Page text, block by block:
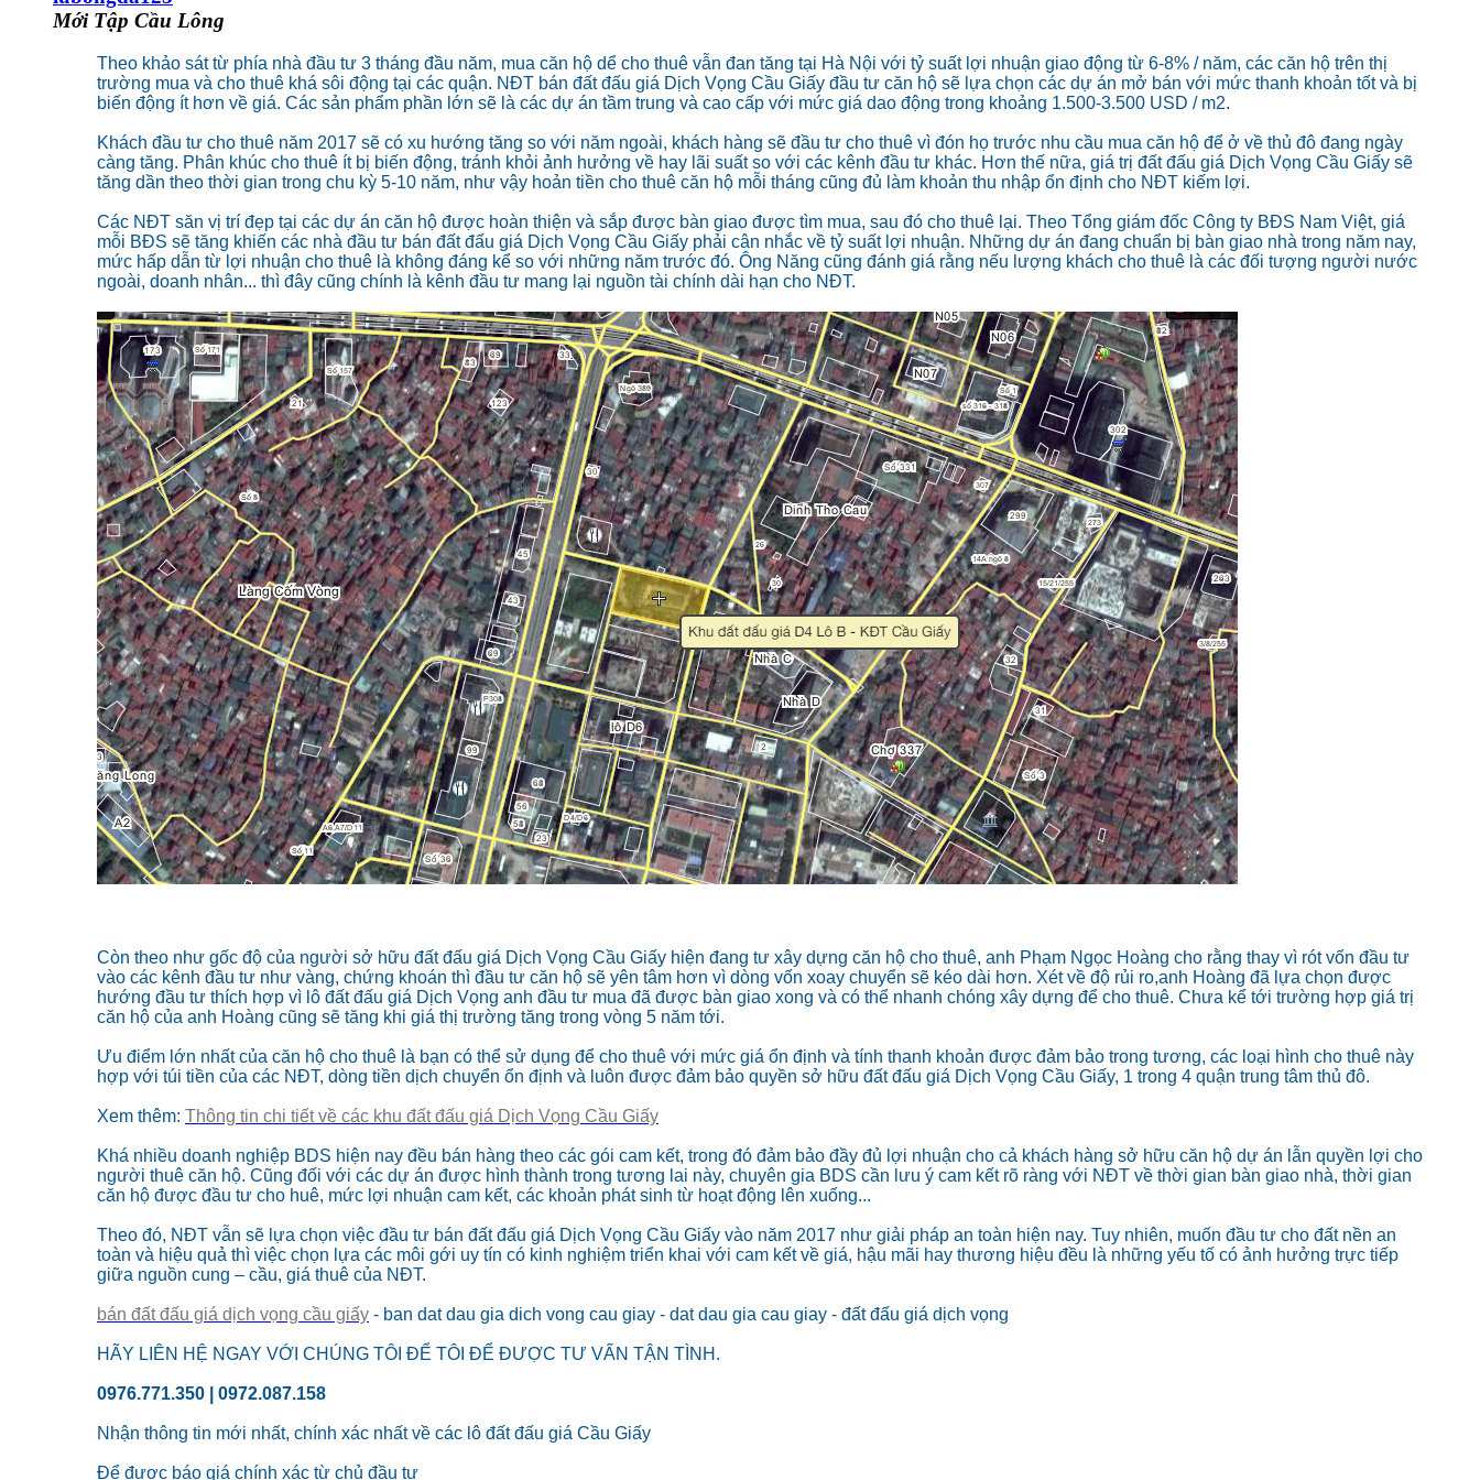
Mới Tập Cầu Lông
Theo khảo sát từ phía nhà đầu tư 3 tháng đầu năm, mua căn hộ dể cho thuê vẫn đan tăng tại Hà Nội với tỷ suất lợi nhuận giao động từ 6-8% / năm, các căn hộ trên thị
trường mua và cho thuê khá sôi động tại các quận. NĐT bán đất đấu giá Dịch Vọng Cầu Giấy đầu tư căn hộ sẽ lựa chọn các dự án mở bán với mức thanh khoản tốt và bị
biến động ít hơn về giá. Các sản phẩm phần lớn sẽ là các dự án tầm trung và cao cấp với mức giá dao động trong khoảng 1.500-3.500 USD / m2.
Khách đầu tư cho thuê năm 2017 sẽ có xu hướng tăng so với năm ngoài, khách hàng sẽ đầu tư cho thuê vì đón họ trước nhu cầu mua căn hộ để ở về thủ đô đang ngày
càng tăng. Phân khúc cho thuê ít bị biến động, tránh khỏi ảnh hưởng về hay lãi suất so với các kênh đầu tư khác. Hơn thế nữa, giá trị đất đấu giá Dịch Vọng Cầu Giấy sẽ
tăng dần theo thời gian trong chu kỳ 5-10 năm, như vậy hoản tiền cho thuê căn hộ mỗi tháng cũng đủ làm khoản thu nhập ổn định cho NĐT kiếm lợi.
Các NĐT săn vị trí đẹp tại các dự án căn hộ được hoàn thiện và sắp được bàn giao được tìm mua, sau đó cho thuê lại. Theo Tổng giám đốc Công ty BĐS Nam Việt, giá
mỗi BĐS sẽ tăng khiến các nhà đầu tư bán đất đấu giá Dịch Vọng Cầu Giấy phải cân nhắc về tỷ suất lợi nhuận. Những dự án đang chuẩn bị bàn giao nhà trong năm nay,
mức hấp dẫn từ lợi nhuận cho thuê là không đáng kể so với những năm trước đó. Ông Năng cũng đánh giá rằng nếu lượng khách cho thuê là các đối tượng người nước
ngoài, doanh nhân... thì đây cũng chính là kênh đầu tư mang lại nguồn tài chính dài hạn cho NĐT.
Còn theo như gốc độ của người sở hữu đất đấu giá Dịch Vọng Cầu Giấy hiện đang tư xây dựng căn hộ cho thuê, anh Phạm Ngọc Hoàng cho rằng thay vì rót vốn đầu tư
vào các kênh đầu tư như vàng, chứng khoán thì đầu tư căn hộ sẽ yên tâm hơn vì dòng vốn xoay chuyển sẽ kéo dài hơn. Xét về độ rủi ro,anh Hoàng đã lựa chọn được
hướng đầu tư thích hợp vì lô đất đấu giá Dịch Vọng anh đầu tư mua đã được bàn giao xong và có thể nhanh chóng xây dựng để cho thuê. Chưa kể tới trường hợp giá trị
căn hộ của anh Hoàng cũng sẽ tăng khi giá thị trường tăng trong vòng 5 năm tới.
Ưu điểm lớn nhất của căn hộ cho thuê là bạn có thể sử dụng để cho thuê với mức giá ổn định và tính thanh khoản được đảm bảo trong tương, các loại hình cho thuê này
hợp với túi tiền của các NĐT, dòng tiền dịch chuyển ổn định và luôn được đảm bảo quyền sở hữu đất đấu giá Dịch Vọng Cầu Giấy, 1 trong 4 quận trung tâm thủ đô.
Xem thêm: Thông tin chi tiết về các khu đất đấu giá Dịch Vọng Cầu Giấy
Khá nhiều doanh nghiệp BDS hiện nay đều bán hàng theo các gói cam kết, trong đó đảm bảo đầy đủ lợi nhuận cho cả khách hàng sở hữu căn hộ dự án lẫn quyền lợi cho
người thuê căn hộ. Cũng đối với các dự án được hình thành trong tương lai này, chuyên gia BDS cần lưu ý cam kết rõ ràng với NĐT về thời gian bàn giao nhà, thời gian
căn hộ được đầu tư cho huê, mức lợi nhuận cam kết, các khoản phát sinh từ hoạt động lên xuống...
Theo đó, NĐT vẫn sẽ lựa chọn việc đầu tư bán đất đấu giá Dịch Vọng Cầu Giấy vào năm 2017 như giải pháp an toàn hiện nay. Tuy nhiên, muốn đầu tư cho đất nền an
toàn và hiệu quả thì việc chọn lựa các môi gới uy tín có kinh nghiệm triển khai với cam kết về giá, hậu mãi hay thương hiệu đều là những yếu tố có ảnh hưởng trực tiếp
giữa nguồn cung – cầu, giá thuê của NĐT.
bán đất đấu giá dịch vọng cầu giấy - ban dat dau gia dich vong cau giay - dat dau gia cau giay - đất đấu giá dịch vọng
HÃY LIÊN HỆ NGAY VỚI CHÚNG TÔI ĐỂ TÔI ĐỂ ĐƯỢC TƯ VẤN TẬN TÌNH.
0976.771.350 | 0972.087.158
Nhận thông tin mới nhất, chính xác nhất về các lô đất đấu giá Cầu Giấy
Để được báo giá chính xác từ chủ đầu tư